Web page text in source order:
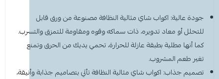
جودة عالية: اكواب شاي مثالية النظافة مصنوعة من ورق قابل
للتحلل أو معاد تدويره، ذات سماكه وقوه ومقاومة للتمزق والتسرب.
كما أنها مطلية بطبقة عازلة للحرارة، تحمي يديك من الحرق وتمنع
تغير طعم المشروب.
تصميم جذاب: اكواب شاي مثالية النظافة تأتي بتصاميم جذابة وأنيقة،